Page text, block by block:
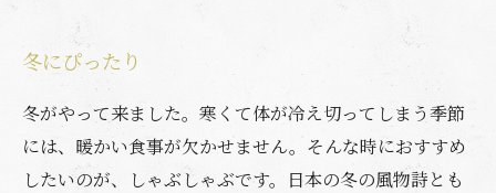
冬にぴったり
冬がやって来ました。寒くて体が冷え切ってしまう季節
には、暖かい食事が欠かせません。そんな時におすすめ
したいのが、しゃぶしゃぶです。日本の冬の風物詩とも